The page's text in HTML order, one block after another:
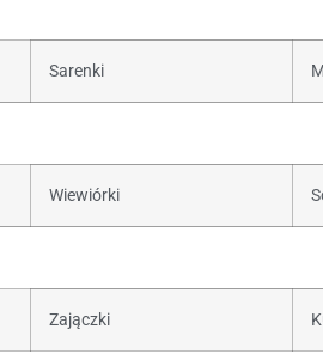
Sarenki
Wiewiórki
Zajączki